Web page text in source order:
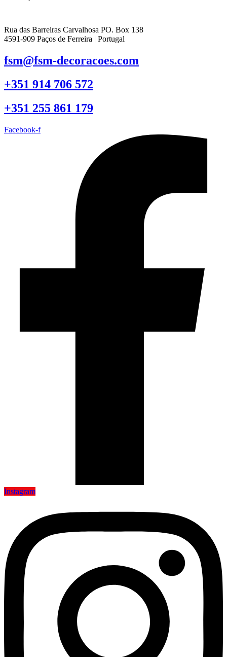
Rua das Barreiras Carvalhosa PO. Box 138
4591-909 Paços de Ferreira | Portugal
fsm@fsm-decoracoes.com
+351 914 706 572
+351 255 861 179
Facebook-f
Instagram